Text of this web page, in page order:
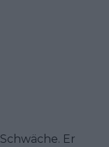
Er